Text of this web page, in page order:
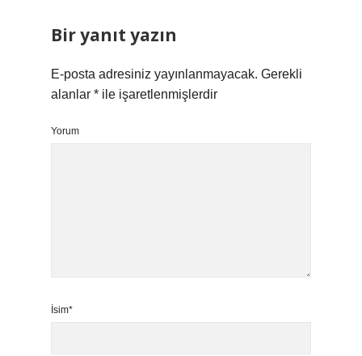
Bir yanıt yazın
E-posta adresiniz yayınlanmayacak. Gerekli
alanlar * ile işaretlenmişlerdir
Yorum
İsim*